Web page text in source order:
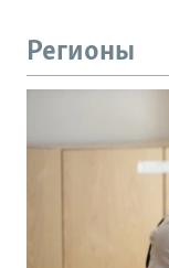
Регионы